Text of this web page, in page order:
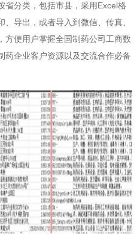
省分类，包括市县，采用Excel格
导出，或者导入到微信、传真、
方便用户掌握全国制药公司工商数
药企业客户资源以及交流合作必备